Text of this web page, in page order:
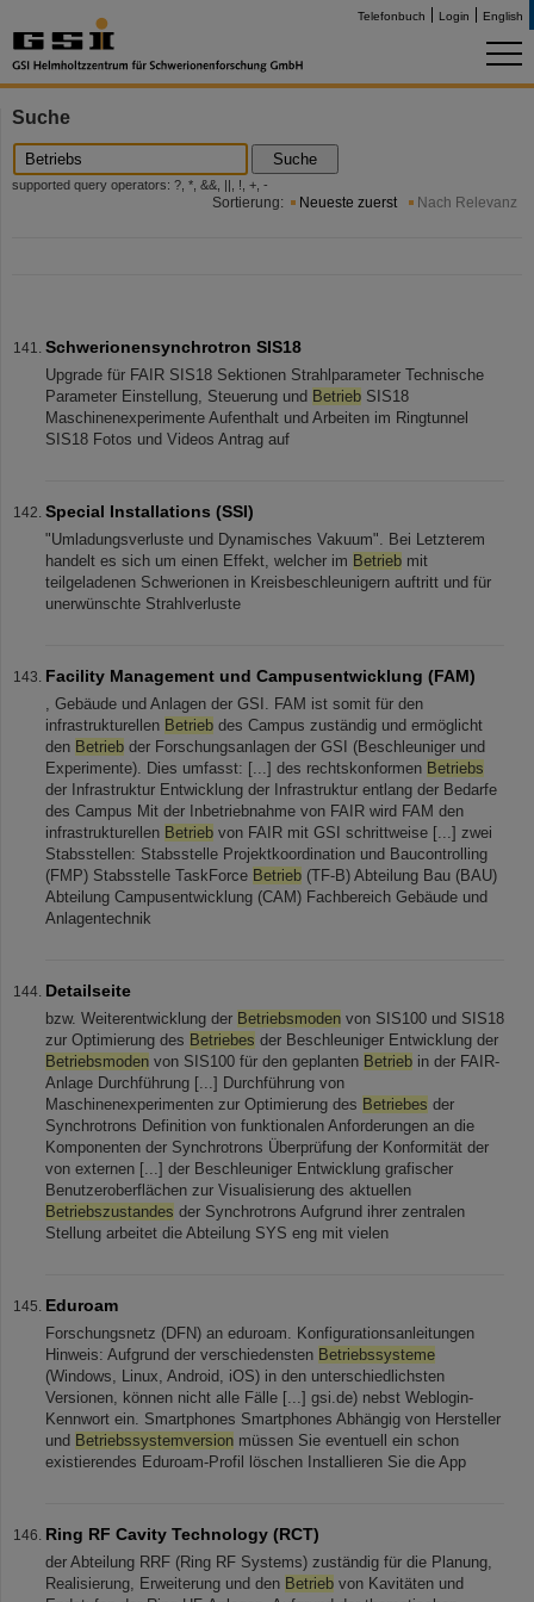
Telefonbuch Login English
Suche
Suche
supported query operators: ?, *, &&, ||, !, +, -
Sortierung: Neueste zuerst Nach Relevanz
Schwerionensynchrotron SIS18
Upgrade für FAIR SIS18 Sektionen Strahlparameter Technische
Parameter Einstellung, Steuerung und Betrieb SIS18
Maschinenexperimente Aufenthalt und Arbeiten im Ringtunnel
SIS18 Fotos und Videos Antrag auf
Special Installations (SSI)
"Umladungsverluste und Dynamisches Vakuum". Bei Letzterem
handelt es sich um einen Effekt, welcher im Betrieb mit
teilgeladenen Schwerionen in Kreisbeschleunigern auftritt und für
unerwünschte Strahlverluste
Facility Management und Campusentwicklung (FAM)
, Gebäude und Anlagen der GSI. FAM ist somit für den
infrastrukturellen Betrieb des Campus zuständig und ermöglicht
den Betrieb der Forschungsanlagen der GSI (Beschleuniger und
Experimente). Dies umfasst: [...] des rechtskonformen Betriebs
der Infrastruktur Entwicklung der Infrastruktur entlang der Bedarfe
des Campus Mit der Inbetriebnahme von FAIR wird FAM den
infrastrukturellen Betrieb von FAIR mit GSI schrittweise [...] zwei
Stabsstellen: Stabsstelle Projektkoordination und Baucontrolling
(FMP) Stabsstelle TaskForce Betrieb (TF-B) Abteilung Bau (BAU)
Abteilung Campusentwicklung (CAM) Fachbereich Gebäude und
Anlagentechnik
Detailseite
bzw. Weiterentwicklung der Betriebsmoden von SIS100 und SIS18
zur Optimierung des Betriebes der Beschleuniger Entwicklung der
Betriebsmoden von SIS100 für den geplanten Betrieb in der FAIR-
Anlage Durchführung [...] Durchführung von
Maschinenexperimenten zur Optimierung des Betriebes der
Synchrotrons Definition von funktionalen Anforderungen an die
Komponenten der Synchrotrons Überprüfung der Konformität der
von externen [...] der Beschleuniger Entwicklung grafischer
Benutzeroberflächen zur Visualisierung des aktuellen
Betriebszustandes der Synchrotrons Aufgrund ihrer zentralen
Stellung arbeitet die Abteilung SYS eng mit vielen
Eduroam
Forschungsnetz (DFN) an eduroam. Konfigurationsanleitungen
Hinweis: Aufgrund der verschiedensten Betriebssysteme
(Windows, Linux, Android, iOS) in den unterschiedlichsten
Versionen, können nicht alle Fälle [...] gsi.de) nebst Weblogin-
Kennwort ein. Smartphones Smartphones Abhängig von Hersteller
und Betriebssystemversion müssen Sie eventuell ein schon
existierendes Eduroam-Profil löschen Installieren Sie die App
Ring RF Cavity Technology (RCT)
der Abteilung RRF (Ring RF Systems) zuständig für die Planung,
Realisierung, Erweiterung und den Betrieb von Kavitäten und